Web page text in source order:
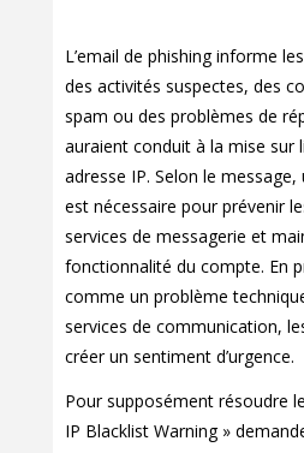
L’email de phishing informe
des activités suspectes, des
spam ou des problèmes de
auraient conduit à la mise sur
adresse IP. Selon le
est nécessaire pour prévenir
services de messagerie et
fonctionnalité du compte. En
comme un problème
services de communication,
créer un sentiment d’urgence.
Pour supposément résoudre
IP Blacklist Warning »